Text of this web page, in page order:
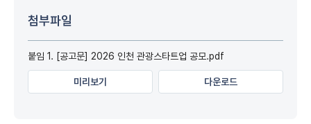
첨부파일
붙임 1. [공고문] 2026 인천 관광스타트업 공모.pdf
미리보기 다운로드